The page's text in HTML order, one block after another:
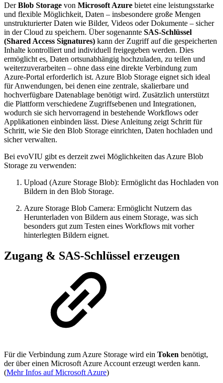
DerBlob Storage von Microsoft Azure bietet eine leistungsstarke
und flexible Möglichkeit, Daten – insbesondere große Mengen
unstrukturierter Daten wie Bilder, Videos oder Dokumente – sicher
in der Cloud zu speichern. Über sogenannte SAS-Schlüssel
(Shared Access Signatures) kann der Zugriff auf die gespeicherten
Inhalte kontrolliert und individuell freigegeben werden. Dies
ermöglicht es, Daten ortsunabhängig hochzuladen, zu teilen und
weiterzuverarbeiten – ohne dass eine direkte Verbindung zum
Azure-Portal erforderlich ist. Azure Blob Storage eignet sich ideal
für Anwendungen, bei denen eine zentrale, skalierbare und
hochverfügbare Datenablage benötigt wird. Zusätzlich unterstützt
die Plattform verschiedene Zugriffsebenen und Integrationen,
wodurch sie sich hervorragend in bestehende Workflows oder
Applikationen einbinden lässt. Diese Anleitung zeigt Schritt für
Schritt, wie Sie den Blob Storage einrichten, Daten hochladen und
sicher verwalten.
Bei evoVIU gibt es derzeit zwei Möglichkeiten das Azure Blob
Storage zu verwenden:
Upload (Azure Storage Blob): Ermöglicht das Hochladen von
Bildern in den Blob Storage.
Azure Storage Blob Camera: Ermöglicht Nutzern das
Herunterladen von Bildern aus einem Storage, was sich
besonders gut zum Testen eines Workflows mit vorher
hinterlegten Bildern eignet.
Zugang & SAS-Schlüssel erzeugen
Für die Verbindung zum Azure Storage wird ein Token benötigt,
der über einen Microsoft Azure Account erzeugt werden kann.
(Mehr Infos auf Microsoft Azure)